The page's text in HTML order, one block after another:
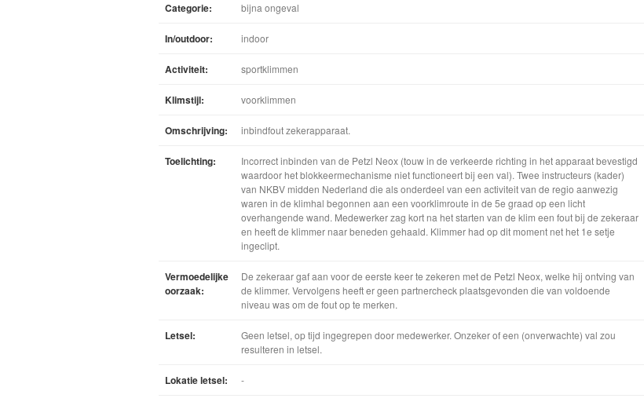
Categorie: bijna ongeval
In/outdoor: indoor
Activiteit: sportklimmen
Klimstijl: voorklimmen
Omschrijving: inbindfout zekerapparaat.
Toelichting:
Incorrect inbinden van de Petzl Neox (touw in de verkeerde richting in het apparaat bevestigd
waardoor het blokkeermechanisme niet functioneert bij een val). Twee instructeurs (kader)
van NKBV midden Nederland die als onderdeel van een activiteit van de regio aanwezig
waren in de klimhal begonnen aan een voorklimroute in de 5e graad op een licht
overhangende wand. Medewerker zag kort na het starten van de klim een fout bij de zekeraar
en heeft de klimmer naar beneden gehaald. Klimmer had op dit moment net het 1e setje
ingeclipt.
Vermoedelijke
oorzaak:
De zekeraar gaf aan voor de eerste keer te zekeren met de Petzl Neox, welke hij ontving van
de klimmer. Vervolgens heeft er geen partnercheck plaatsgevonden die van voldoende
niveau was om de fout op te merken.
Letsel:
Geen letsel, op tijd ingegrepen door medewerker. Onzeker of een (onverwachte) val zou
resulteren in letsel.
Lokatie letsel: -